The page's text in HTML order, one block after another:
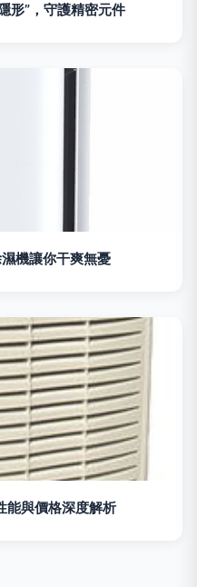
形”，守護精密元件
機讓你干爽無憂
與價格深度解析